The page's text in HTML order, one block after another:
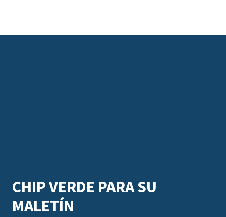
CHIP VERDE PARA SU
MALETÍN